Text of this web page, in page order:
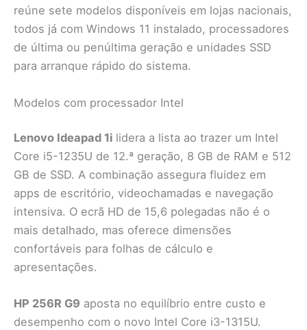
reúne sete modelos disponíveis em lojas nacionais,
todos já com Windows 11 instalado, processadores
de última ou penúltima geração e unidades SSD
para arranque rápido do sistema.
Modelos com processador Intel
Lenovo Ideapad 1i lidera a lista ao trazer um Intel
Core i5-1235U de 12.ª geração, 8 GB de RAM e 512
GB de SSD. A combinação assegura fluidez em
apps de escritório, videochamadas e navegação
intensiva. O ecrã HD de 15,6 polegadas não é o
mais detalhado, mas oferece dimensões
confortáveis para folhas de cálculo e
apresentações.
HP 256R G9 aposta no equilíbrio entre custo e
desempenho com o novo Intel Core i3-1315U.